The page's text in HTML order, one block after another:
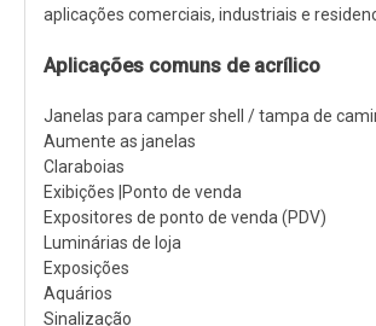
aplicações comerciais, industriais e
Aplicações comuns de acrílico
Janelas para camper shell / tampa de
Aumente as janelas
Claraboias
Exibições |Ponto de venda
Expositores de ponto de venda (PDV)
Luminárias de loja
Exposições
Aquários
Sinalização